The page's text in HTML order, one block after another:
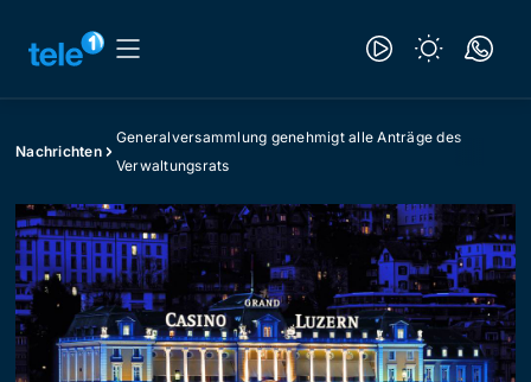
Nachrichten
Generalversammlung genehmigt alle Anträge des
Verwaltungsrats